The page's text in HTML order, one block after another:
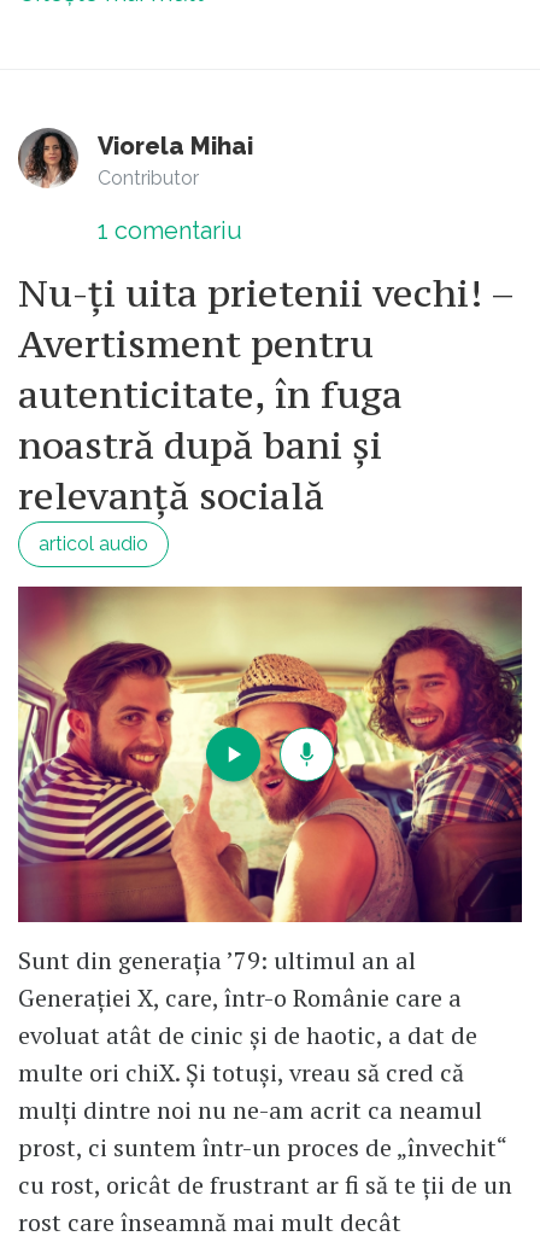
Viorela Mihai
Contributor
1 comentariu
Nu-ți uita prietenii vechi! –
Avertisment pentru
autenticitate, în fuga
noastră după bani și
relevanță socială
articol audio
​Sunt din generația ’79: ultimul an al
Generației X, care, într-o Românie care a
evoluat atât de cinic și de haotic, a dat de
multe ori chiX. Și totuși, vreau să cred că
mulți dintre noi nu ne-am acrit ca neamul
prost, ci suntem într-un proces de „învechit“
cu rost, oricât de frustrant ar fi să te ții de un
rost care înseamnă mai mult decât